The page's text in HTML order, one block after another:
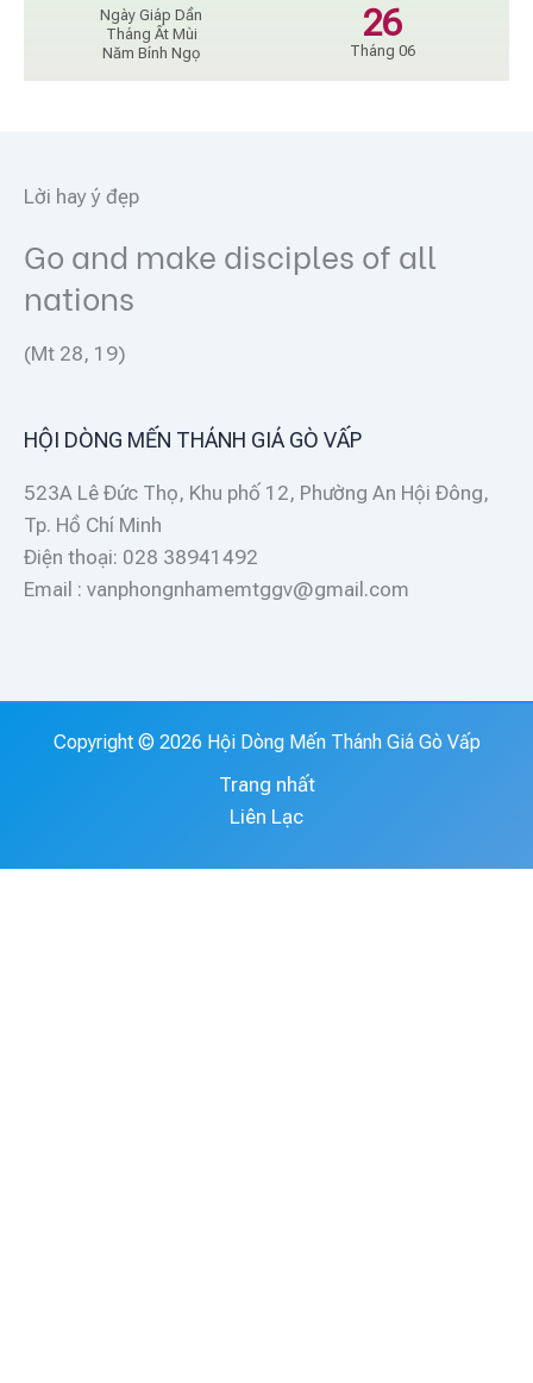
Ngày Giáp Dần
Tháng Ất Mùi
Năm Bính Ngọ
26
Tháng 06
Lời hay ý đẹp
Go and make disciples of all
nations
(Mt 28, 19)
HỘI DÒNG MẾN THÁNH GIÁ GÒ VẤP
523A Lê Đức Thọ, Khu phố 12, Phường An Hội Đông,
Tp. Hồ Chí Minh
Điện thoại: 028 38941492
Email : vanphongnhamemtggv@gmail.com
Copyright © 2026 Hội Dòng Mến Thánh Giá Gò Vấp
Trang nhất
Liên Lạc